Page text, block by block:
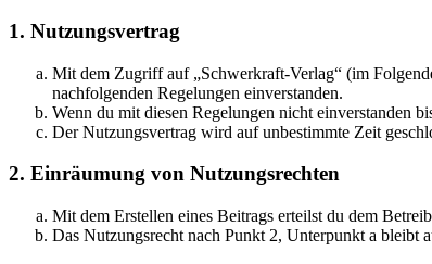
1. Nutzungsvertrag
Mit dem Zugriff auf „Schwerkraft-Verlag“ (im
nachfolgenden Regelungen einverstanden.
Wenn du mit diesen Regelungen nicht einverstanden
Der Nutzungsvertrag wird auf unbestimmte Zeit
2. Einräumung von Nutzungsrechten
Mit dem Erstellen eines Beitrags erteilst du dem
Das Nutzungsrecht nach Punkt 2, Unterpunkt a bleibt